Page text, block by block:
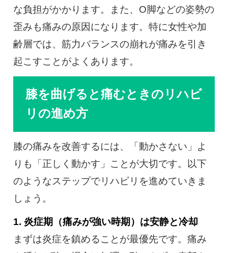
な負担がかかります。また、O脚などの姿勢の
歪みも痛みの原因になります。特に女性や加
齢層では、筋力バランスの崩れが痛みを引き
起こすことがよくあります。
膝を曲げると痛むときのリハビ
リの進め方
膝の痛みを改善するには、「動かさない」よ
りも「正しく動かす」ことが大切です。以下
のようなステップでリハビリを進めていきま
しょう。
1. 炎症期（痛みが強い時期）は安静と冷却
まずは炎症を鎮めることが最優先です。痛み